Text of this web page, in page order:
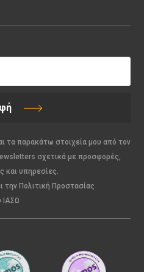
τα παρακάτω στοιχεία μου από τον
σχετικά με προσφορές,
και υπηρεσίες.
την Πολιτική Προστασίας
ΙΑΣΩ